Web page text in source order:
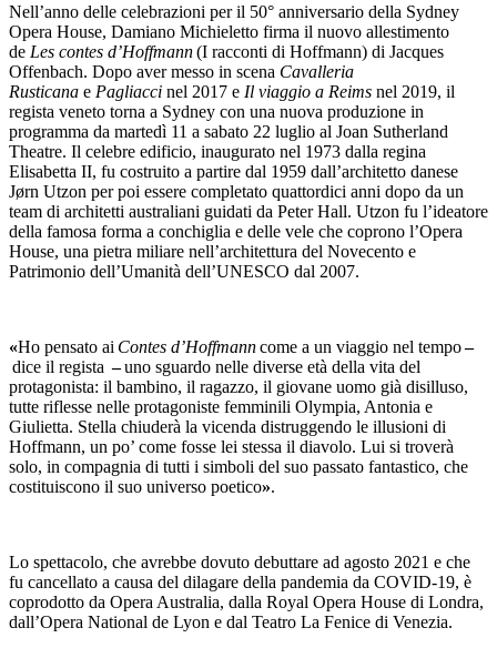
Nell’anno delle celebrazioni per il 50° anniversario della Sydney
Opera House, Damiano Michieletto firma il nuovo allestimento
de Les contes d’Hoffmann(I racconti di Hoffmann) di Jacques
Offenbach. Dopo aver messo in scena Cavalleria
Rusticana e Pagliacci nel 2017 e Il viaggio a Reims nel 2019, il
regista veneto torna a Sydney con una nuova produzione in
programma da martedì 11 a sabato 22 luglio al Joan Sutherland
Theatre. Il celebre edificio, inaugurato nel 1973 dalla regina
Elisabetta II, fu costruito a partire dal 1959 dall’architetto danese
Jørn Utzon per poi essere completato quattordici anni dopo da un
team di architetti australiani guidati da Peter Hall. Utzon fu l’ideatore
della famosa forma a conchiglia e delle vele che coprono l’Opera
House, una pietra miliare nell’architettura del Novecento e
Patrimonio dell’Umanità dell’UNESCO dal 2007.
«Ho pensato ai Contes d’Hoffmanncome a un viaggio nel tempo–
dice il regista–uno sguardo nelle diverse età della vita del
protagonista: il bambino, il ragazzo, il giovane uomo già disilluso,
tutte riflesse nelle protagoniste femminili Olympia, Antonia e
Giulietta. Stella chiuderà la vicenda distruggendo le illusioni di
Hoffmann, un po’ come fosse lei stessa il diavolo. Lui si troverà
solo, in compagnia di tutti i simboli del suo passato fantastico, che
costituiscono il suo universo poetico».
Lo spettacolo, che avrebbe dovuto debuttare ad agosto 2021 e che
fu cancellato a causa del dilagare della pandemia da COVID-19, è
coprodotto da Opera Australia, dalla Royal Opera House di Londra,
dall’Opera National de Lyon e dal Teatro La Fenice di Venezia.